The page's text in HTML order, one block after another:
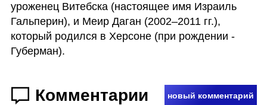
уроженец Витебска (настоящее имя Израиль
Гальперин), и Меир Даган (2002–2011 гг.),
который родился в Херсоне (при рождении -
Губерман).
Комментарии новый комментарий